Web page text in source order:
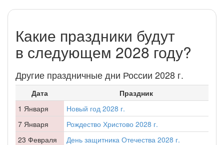
Какие праздники будут
в следующем 2028 году?
Другие праздничные дни России 2028 г.
Дата
Праздник
1 Января
Новый год 2028 г.
7 Января
Рождество Христово 2028 г.
23 Февраля
День защитника Отечества 2028 г.